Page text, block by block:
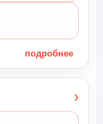
подробнее
›